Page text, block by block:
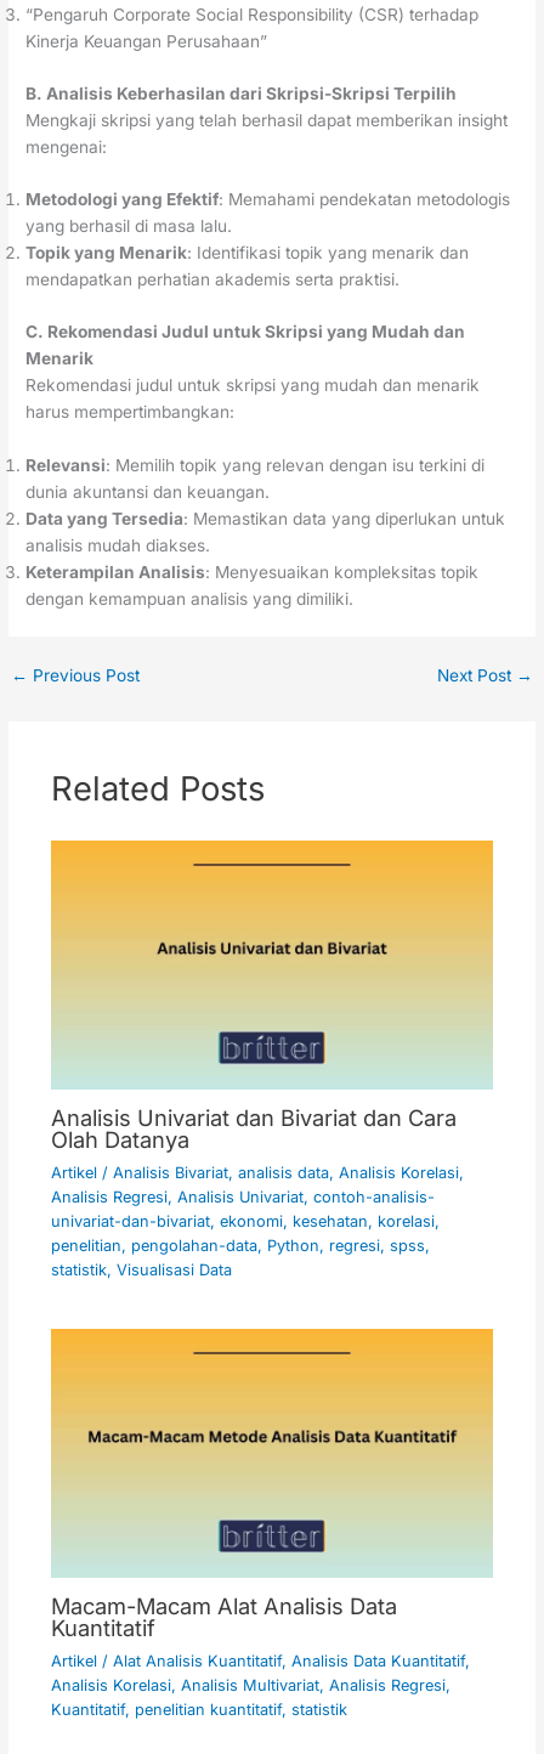
“Pengaruh Corporate Social Responsibility (CSR) terhadap
Kinerja Keuangan Perusahaan”
B. Analisis Keberhasilan dari Skripsi-Skripsi Terpilih
Mengkaji skripsi yang telah berhasil dapat memberikan insight
mengenai:
Metodologi yang Efektif: Memahami pendekatan metodologis
yang berhasil di masa lalu.
Topik yang Menarik: Identifikasi topik yang menarik dan
mendapatkan perhatian akademis serta praktisi.
C. Rekomendasi Judul untuk Skripsi yang Mudah dan
Menarik
Rekomendasi judul untuk skripsi yang mudah dan menarik
harus mempertimbangkan:
Relevansi: Memilih topik yang relevan dengan isu terkini di
dunia akuntansi dan keuangan.
Data yang Tersedia: Memastikan data yang diperlukan untuk
analisis mudah diakses.
Keterampilan Analisis: Menyesuaikan kompleksitas topik
dengan kemampuan analisis yang dimiliki.
← Previous Post Next Post →
Related Posts
Analisis Univariat dan Bivariat dan Cara
Olah Datanya
Artikel / Analisis Bivariat, analisis data, Analisis Korelasi,
Analisis Regresi, Analisis Univariat, contoh-analisis-
univariat-dan-bivariat, ekonomi, kesehatan, korelasi,
penelitian, pengolahan-data, Python, regresi, spss,
statistik, Visualisasi Data
Macam-Macam Alat Analisis Data
Kuantitatif
Artikel/ Alat Analisis Kuantitatif, Analisis Data Kuantitatif,
Analisis Korelasi, Analisis Multivariat, Analisis Regresi,
Kuantitatif, penelitian kuantitatif, statistik